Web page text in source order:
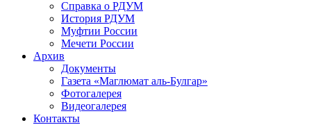
Справка о РДУМ
История РДУМ
Муфтии России
Мечети России
Архив
Документы
Газета «Маглюмат аль-Булгар»
Фотогалерея
Видеогалерея
Контакты